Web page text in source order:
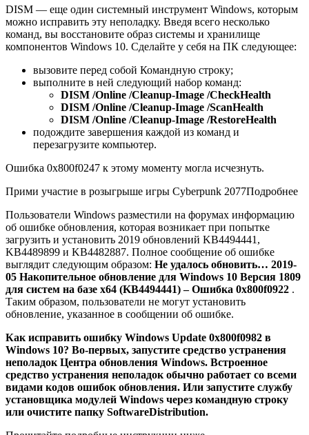
DISM — еще один системный инструмент Windows, которым
можно исправить эту неполадку. Введя всего несколько
команд, вы восстановите образ системы и хранилище
компонентов Windows 10. Сделайте у себя на ПК следующее:
вызовите перед собой Командную строку;
выполните в ней следующий набор команд:
DISM /Online /Cleanup-Image /CheckHealth
DISM /Online /Cleanup-Image /ScanHealth
DISM /Online /Cleanup-Image /RestoreHealth
подождите завершения каждой из команд и
перезагрузите компьютер.
Ошибка 0x800f0247 к этому моменту могла исчезнуть.
Прими участие в розыгрыше игры Cyberpunk 2077Подробнее
Пользователи Windows разместили на форумах информацию
об ошибке обновления, которая возникает при попытке
загрузить и установить 2019 обновлений KB4494441,
KB4489899 и KB4482887. Полное сообщение об ошибке
выглядит следующим образом: Не удалось обновить… 2019-
05 Накопительное обновление для Windows 10 Версия 1809
для систем на базе x64 (KB4494441) – Ошибка 0x800f0922 .
Таким образом, пользователи не могут установить
обновление, указанное в сообщении об ошибке.
Как исправить ошибку Windows Update 0x800f0982 в
Windows 10? Во-первых, запустите средство устранения
неполадок Центра обновления Windows. Встроенное
средство устранения неполадок обычно работает со всеми
видами кодов ошибок обновления. Или запустите службу
установщика модулей Windows через командную строку
или очистите папку SoftwareDistribution.